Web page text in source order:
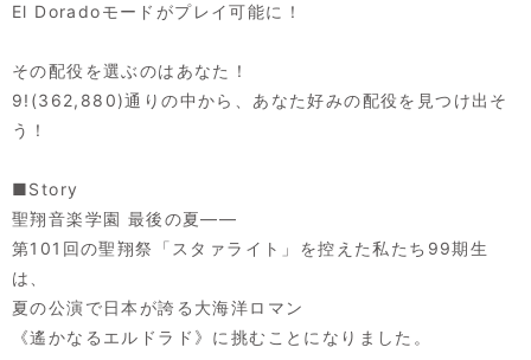
El Doradoモードがプレイ可能に！
その配役を選ぶのはあなた！
9!(362,880)通りの中から、あなた好みの配役を見つけ出そ
う！
■Story
聖翔音楽学園 最後の夏――
第101回の聖翔祭「スタァライト」を控えた私たち99期生
は、
夏の公演で日本が誇る大海洋ロマン
《遙かなるエルドラド》に挑むことになりました。